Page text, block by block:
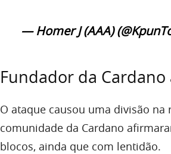
— Homer J (AAA)
Fundador da
O ataque causou uma divisão
comunidade da Cardano
blocos, ainda que com lentidão.